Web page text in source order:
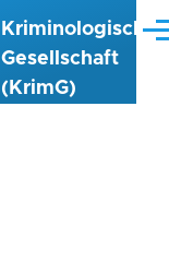
Kriminologische
Gesellschaft
(KrimG)